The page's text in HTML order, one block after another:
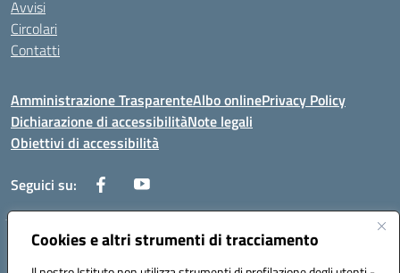
Cookies e altri strumenti di tracciamento
Avvisi
Circolari
Contatti
Amministrazione TrasparenteAlbo onlinePrivacy Policy
Dichiarazione di accessibilitàNote legali
Obiettivi di accessibilità
Seguici su:
Corso Roma, 1 71100 FOGGIA (FG)
Codice meccanografico: FGPM03000E